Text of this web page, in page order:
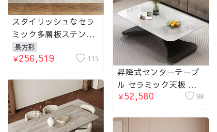
スタイリッシュなセラ
ミック多層板ステンレ
ステーブル：おしゃれ
なデザインで洗練され
た空間を演出 fmus-
4087-table
長方形
￥256,519 115
昇降式センターテーブ
ル セラミック天板 多
機能センターテーブル
0005-table
￥52,580 98